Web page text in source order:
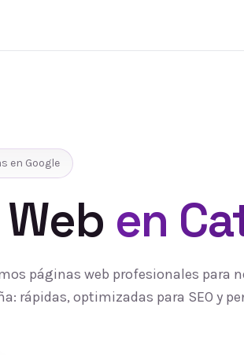
en Google
en
páginas web profesionales para
rápidas, optimizadas para SEO y